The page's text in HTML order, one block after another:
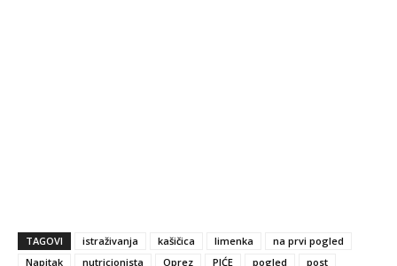
TAGOVI istraživanja kašičica limenka
na prvi pogled
Napitak
nutricionista Oprez PIĆE pogled
post